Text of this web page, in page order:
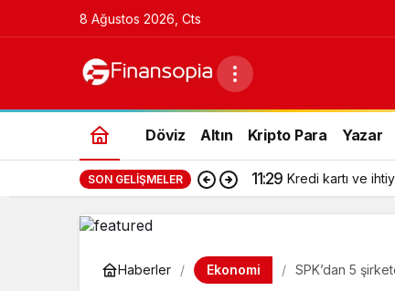
8 Ağustos 2026, Cts
Döviz Altın Kripto Para Yazar
SON GELIŞMELER 11:29 Kredi kartı ve
Haberler Ekonomi SPK’dan 5